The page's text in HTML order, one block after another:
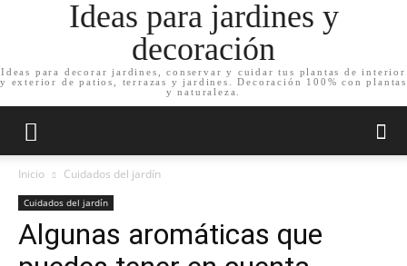
Ideas para jardines y
decoración
Ideas para decorar jardines, conservar y cuidar tus plantas de interior
y exterior de patios, terrazas y jardines. Decoración 100% con plantas
y naturaleza.
Inicio Cuidados del jardín
Cuidados del jardín
Algunas aromáticas que